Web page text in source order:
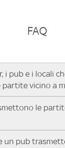
FAQ
i pub e i locali
vicino a
ristorante o
A ENILIVE, la
la UEFA
il Tennis, la
le
pub o ristoranti
un pub